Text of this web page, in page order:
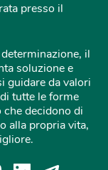
presso il
il
soluzione e
guidare da valori
tutte le forme
decidono di
alla propria vita,